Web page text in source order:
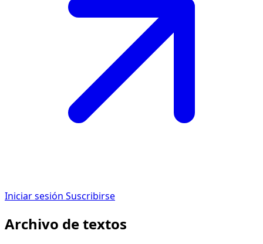
Iniciar sesión Suscribirse
Archivo de textos